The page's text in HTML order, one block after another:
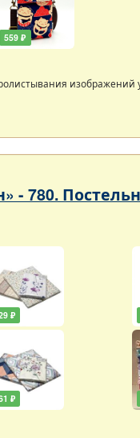
559 ₽
изображений
- 780.
₽
₽